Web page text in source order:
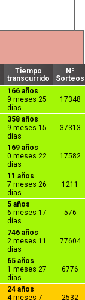
Tiempo
transcurrido
Nº
Sorteos
166 años
9 meses 25
días
17348
358 años
9 meses 15
días
37313
169 años
0 meses 22
días
17582
11 años
7 meses 26
días
1211
5 años
6 meses 17
días
576
746 años
2 meses 11
días
77604
65 años
1 meses 27
días
6776
24 años
4 meses 7
2532